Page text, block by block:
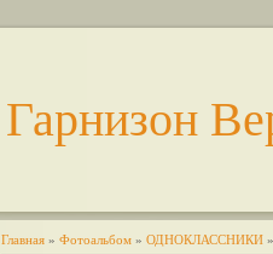
Гарнизон
Главная » Фотоальбом » ОДНОКЛАССНИКИ